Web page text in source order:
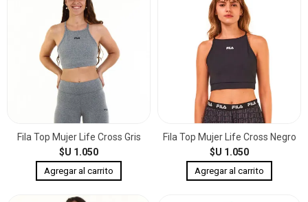
Fila Top Mujer Life Cross Gris
$U 1.050
Fila Top Mujer Life Cross Negro
$U 1.050